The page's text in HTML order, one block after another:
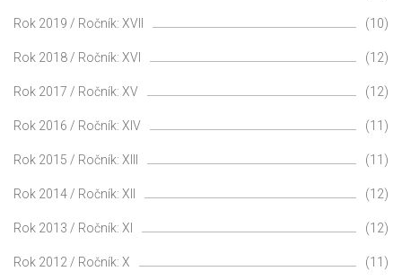
Rok 2019 / Ročník: XVII (10)
Rok 2018 / Ročník: XVI (12)
Rok 2017 / Ročník: XV (12)
Rok 2016 / Ročník: XIV (11)
Rok 2015 / Ročník: XIII (11)
Rok 2014 / Ročník: XII (12)
Rok 2013 / Ročník: XI (12)
Rok 2012 / Ročník: X (11)